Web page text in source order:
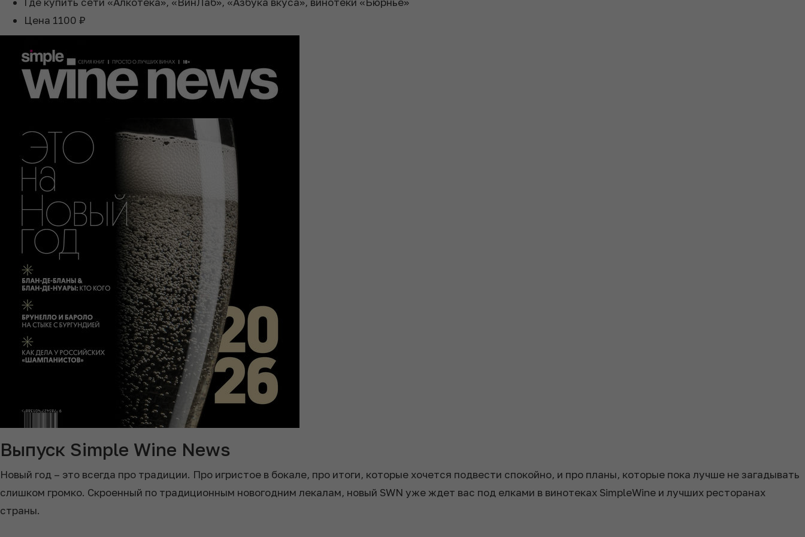
Цена 1100 ₽
Выпуск Simple Wine News
Новый год – это всегда про традиции. Про игристое в бокале, про итоги, которые хочется подвести спокойно, и про планы, которые пока лучше не загадывать
слишком громко. Скроенный по традиционным новогодним лекалам, новый SWN уже ждет вас под елками в винотеках SimpleWine и лучших ресторанах
страны.